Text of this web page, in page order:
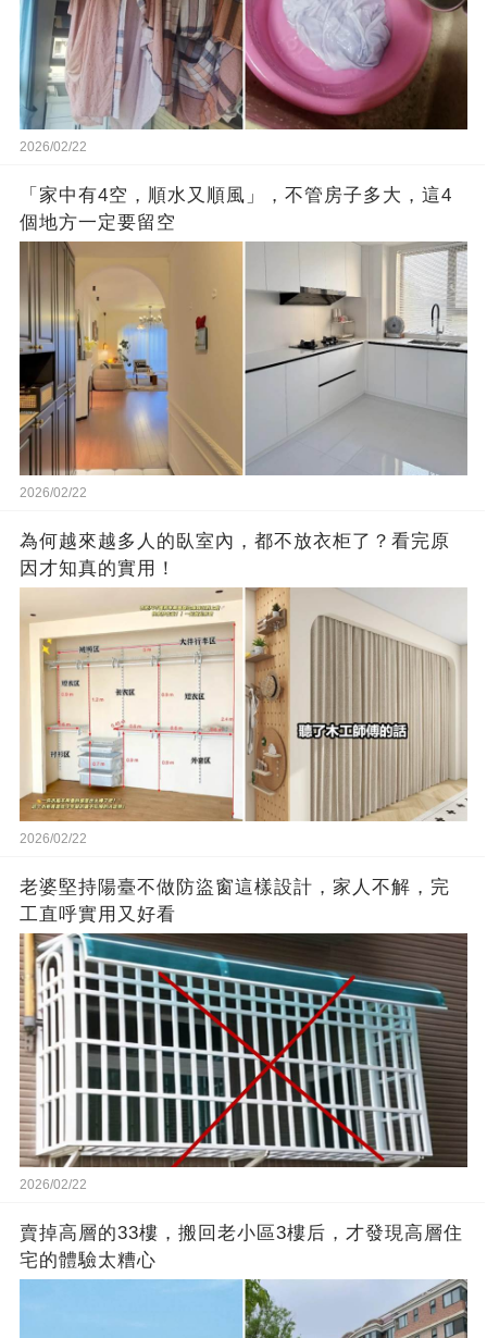
2026/02/22
「家中有4空，順水又順風」，不管房子多大，這4
個地方一定要留空
2026/02/22
為何越來越多人的臥室內，都不放衣柜了？看完原
因才知真的實用！
2026/02/22
老婆堅持陽臺不做防盜窗這樣設計，家人不解，完
工直呼實用又好看
2026/02/22
賣掉高層的33樓，搬回老小區3樓后，才發現高層住
宅的體驗太糟心